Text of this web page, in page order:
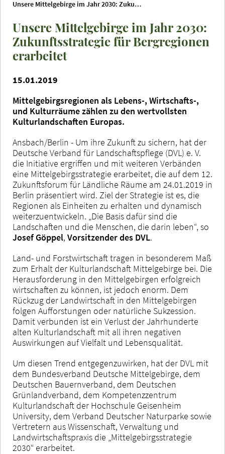
Unsere Mittelgebirge im Jahr 2030: Zukunftsstrategie für Bergregionen erarbeitet
Unsere Mittelgebirge im Jahr 2030:
Zukunftsstrategie für Bergregionen
erarbeitet
15.01.2019
Mittelgebirgsregionen als Lebens-, Wirtschafts-,
und Kulturräume zählen zu den wertvollsten
Kulturlandschaften Europas.
Ansbach/Berlin - Um ihre Zukunft zu sichern, hat der
Deutsche Verband für Landschaftspflege (DVL) e. V.
die Initiative ergriffen und mit weiteren Verbänden
eine Mittelgebirgsstrategie erarbeitet, die auf dem 12.
Zukunftsforum für Ländliche Räume am 24.01.2019 in
Berlin präsentiert wird. Ziel der Strategie ist es, die
Regionen als Einheiten zu erhalten und dynamisch
weiterzuentwickeln. „Die Basis dafür sind die
Landschaften und die Menschen, die darin leben“, so
Josef Göppel, Vorsitzender des DVL.
Land- und Forstwirtschaft tragen in besonderem Maß
zum Erhalt der Kulturlandschaft Mittelgebirge bei. Die
Herausforderung in den Mittelgebirgen erfolgreich
wirtschaften zu können, ist jedoch enorm. Dem
Rückzug der Landwirtschaft in den Mittelgebirgen
folgen Aufforstungen oder natürliche Sukzession.
Damit verbunden ist ein Verlust der Jahrhunderte
alten Kulturlandschaft mit all ihren negativen
Auswirkungen auf Vielfalt und Lebensqualität.
Um diesen Trend entgegenzuwirken, hat der DVL mit
dem Bundesverband Deutsche Mittelgebirge, dem
Deutschen Bauernverband, dem Deutschen
Grünlandverband, dem Kompetenzzentrum
Kulturlandschaft der Hochschule Geisenheim
University, dem Verband Deutscher Naturparke sowie
Vertretern aus Wissenschaft, Verwaltung und
Landwirtschaftspraxis die „Mittelgebirgsstrategie
2030“ erarbeitet.